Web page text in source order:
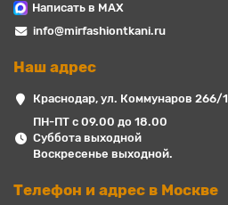
Написать в MAX
info@mirfashiontkani.ru
Наш адрес
Краснодар, ул. Коммунаров 266/1
ПН-ПТ с 09.00 до 18.00
Суббота выходной
Воскресенье выходной.
Телефон и адрес в Москве